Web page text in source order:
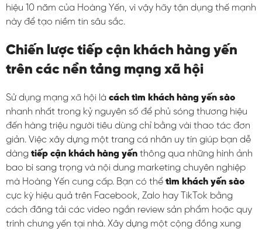
hiệu 10 năm của Hoàng Yến, vì vậy hãy tận dụng thế mạnh
này để tạo niềm tin sâu sắc.
Chiến lược tiếp cận khách hàng yến
trên các nền tảng mạng xã hội
Sử dụng mạng xã hội là cách tìm khách hàng yến sào
nhanh nhất trong kỷ nguyên số để phủ sóng thương hiệu
đến hàng triệu người tiêu dùng chỉ bằng vài thao tác đơn
giản. Việc xây dựng một trang cá nhân uy tín giúp bạn dễ
dàng tiếp cận khách hàng yến thông qua những hình ảnh
bao bì sang trọng và nội dung marketing chuyên nghiệp
mà Hoàng Yến cung cấp. Bạn có thể tìm khách yến sào
cực kỳ hiệu quả trên Facebook, Zalo hay TikTok bằng
cách đăng tải các video ngắn review sản phẩm hoặc quy
trình chưng yến tại nhà. Xây dựng một cộng đồng xung